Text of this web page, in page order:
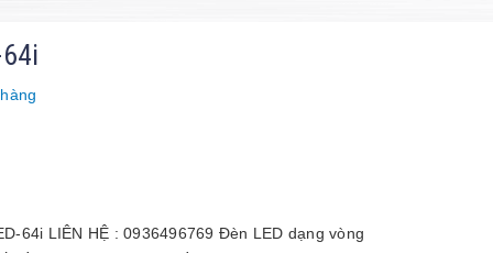
64i LIÊN HỆ : 0936496769 Đèn LED dạng vòng